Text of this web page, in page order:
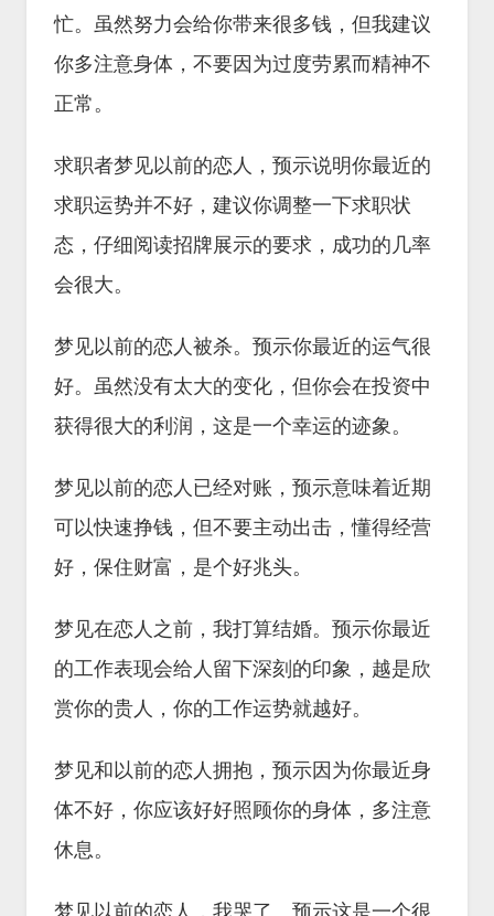
忙。虽然努力会给你带来很多钱，但我建议
你多注意身体，不要因为过度劳累而精神不
正常。
求职者梦见以前的恋人，预示说明你最近的
求职运势并不好，建议你调整一下求职状
态，仔细阅读招牌展示的要求，成功的几率
会很大。
梦见以前的恋人被杀。预示你最近的运气很
好。虽然没有太大的变化，但你会在投资中
获得很大的利润，这是一个幸运的迹象。
梦见以前的恋人已经对账，预示意味着近期
可以快速挣钱，但不要主动出击，懂得经营
好，保住财富，是个好兆头。
梦见在恋人之前，我打算结婚。预示你最近
的工作表现会给人留下深刻的印象，越是欣
赏你的贵人，你的工作运势就越好。
梦见和以前的恋人拥抱，预示因为你最近身
体不好，你应该好好照顾你的身体，多注意
休息。
梦见以前的恋人，我哭了。预示这是一个很